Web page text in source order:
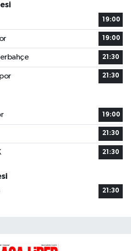
19:00
19:00
21:30
21:30
19:00
21:30
21:30
21:30